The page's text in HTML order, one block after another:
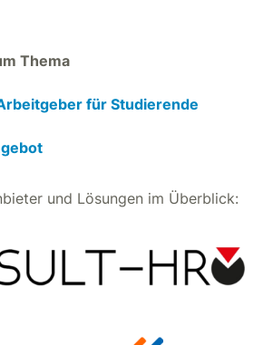
Thema
für Studierende
und Lösungen im Überblick: